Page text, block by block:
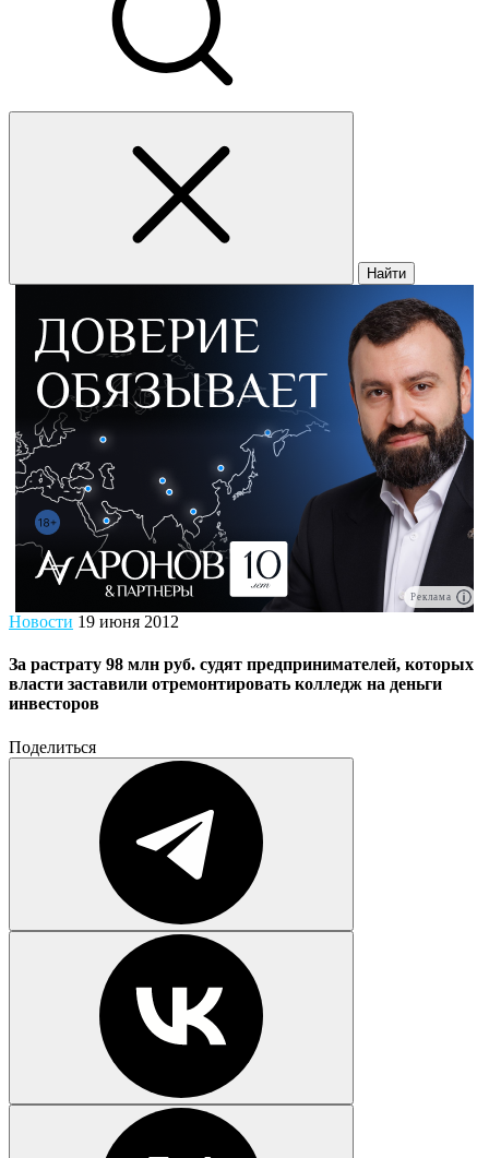
Найти
Реклама
Новости 19 июня 2012
За растрату 98 млн руб. судят предпринимателей, которых
власти заставили отремонтировать колледж на деньги
инвесторов
Поделиться